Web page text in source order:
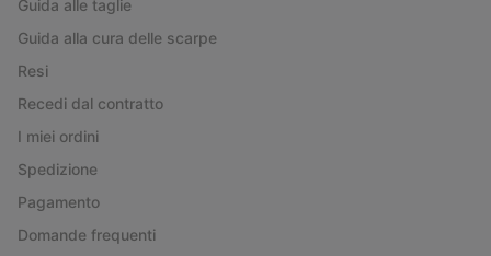
Guida alle taglie
Guida alla cura delle scarpe
Resi
Recedi dal contratto
I miei ordini
Spedizione
Pagamento
Domande frequenti